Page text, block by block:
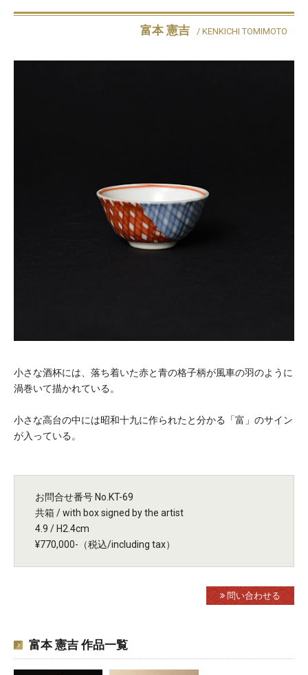
富本 憲吉 / KENKICHI TOMIMOTO
小さな酒杯には、落ち着いた赤と青の格子柄が風車の羽のように
渦巻いて描かれている。
小さな高台の中には昭和十九に作られたと分かる「富」のサイン
が入っている。
お問合せ番号 No.KT-69
共箱 / with box signed by the artist
4.9 / H2.4cm
¥770,000-（税込/including tax）
問い合わせる
富本 憲吉 作品一覧